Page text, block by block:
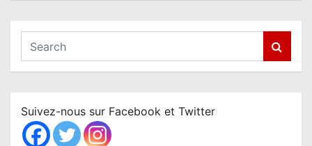
a
c
h
Suivez-nous sur Facebook et Twitter